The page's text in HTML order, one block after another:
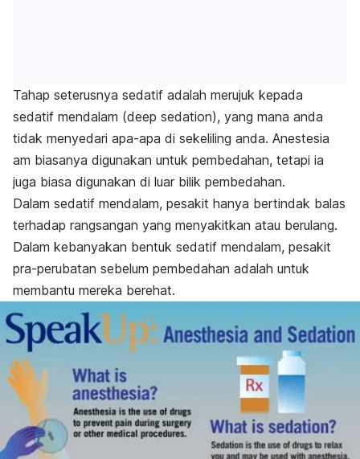
Tahap seterusnya sedatif adalah merujuk kepada
sedatif mendalam (deep sedation), yang mana anda
tidak menyedari apa-apa di sekeliling anda. Anestesia
am biasanya digunakan untuk pembedahan, tetapi ia
juga biasa digunakan di luar bilik pembedahan.
Dalam sedatif mendalam, pesakit hanya bertindak balas
terhadap rangsangan yang menyakitkan atau berulang.
Dalam kebanyakan bentuk sedatif mendalam, pesakit
pra-perubatan sebelum pembedahan adalah untuk
membantu mereka berehat.